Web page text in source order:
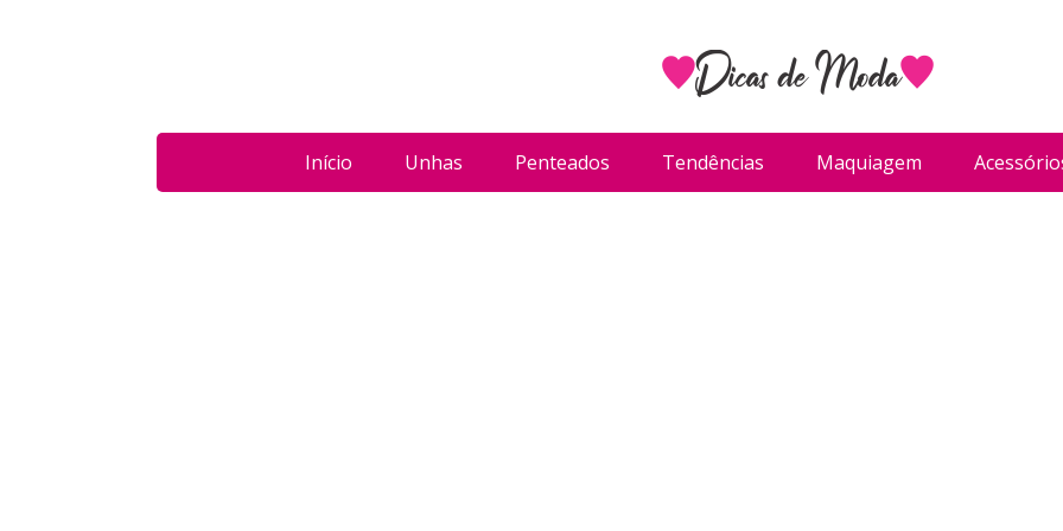
Início Unhas Penteados Tendências Maquiagem